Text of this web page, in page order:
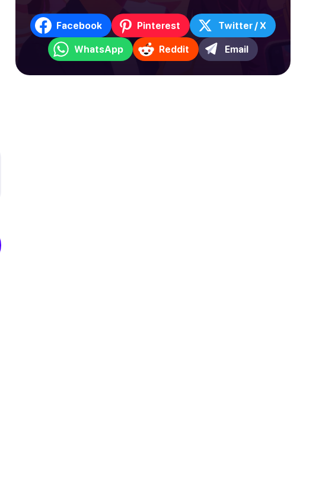
Facebook Pinterest Twitter / X
WhatsApp Reddit Email